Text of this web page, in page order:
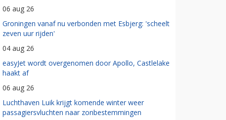
06 aug 26
Groningen vanaf nu verbonden met Esbjerg: 'scheelt
zeven uur rijden'
04 aug 26
easyJet wordt overgenomen door Apollo, Castlelake
haakt af
06 aug 26
Luchthaven Luik krijgt komende winter weer
passagiersvluchten naar zonbestemmingen